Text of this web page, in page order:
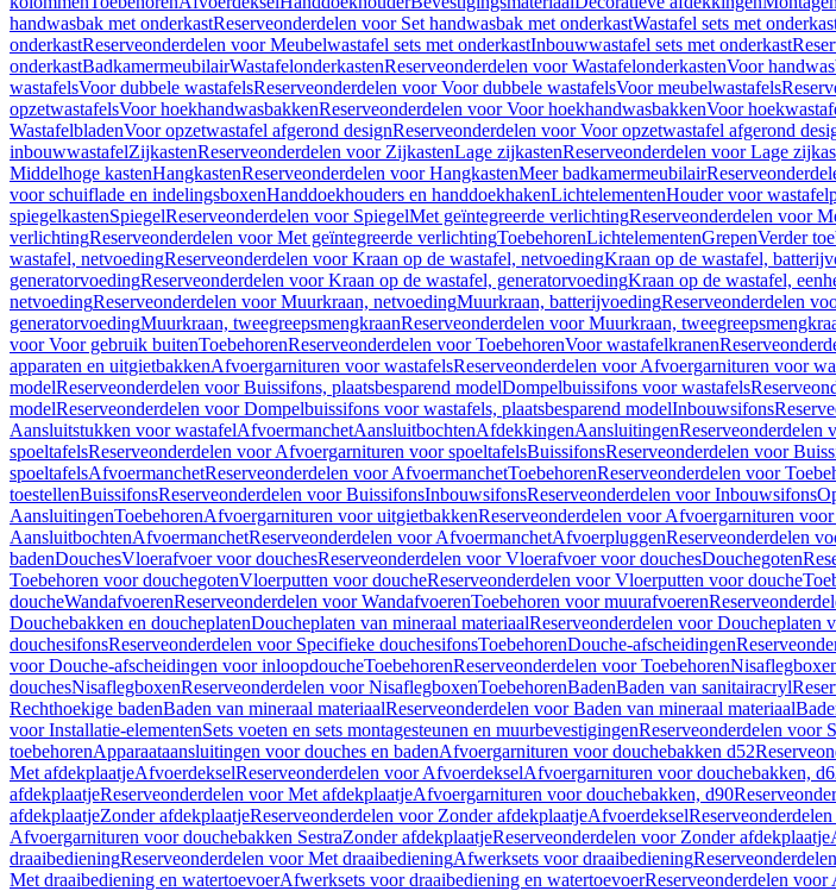
handwasbak met onderkastReserveonderdelen voor Set handwasbak met onderkastWastafel sets met
onderkastReserveonderdelen voor Meubelwastafel sets met onderkastInbouwwastafel sets met onderkast
onderkastBadkamermeubilairWastafelonderkastenReserveonderdelen voor WastafelonderkastenVoor
wastafelsVoor dubbele wastafelsReserveonderdelen voor Voor dubbele wastafelsVoor meubelwastafels
opzetwastafelsVoor hoekhandwasbakkenReserveonderdelen voor Voor hoekhandwasbakkenVoor
WastafelbladenVoor opzetwastafel afgerond designReserveonderdelen voor Voor opzetwastafel afgerond
inbouwwastafelZijkastenReserveonderdelen voor ZijkastenLage zijkastenReserveonderdelen voor Lage
Middelhoge kastenHangkastenReserveonderdelen voor HangkastenMeer badkamermeubilair
voor schuiflade en indelingsboxenHanddoekhouders en handdoekhakenLichtelementenHouder voor
spiegelkastenSpiegelReserveonderdelen voor SpiegelMet geïntegreerde verlichtingReserveonderdelen voor
verlichtingReserveonderdelen voor Met geïntegreerde verlichtingToebehorenLichtelementenGrepenVerder
wastafel, netvoedingReserveonderdelen voor Kraan op de wastafel, netvoedingKraan op de wastafel,
generatorvoedingReserveonderdelen voor Kraan op de wastafel, generatorvoedingKraan op de wastafel,
netvoedingReserveonderdelen voor Muurkraan, netvoedingMuurkraan, batterijvoedingReserveonderdelen
generatorvoedingMuurkraan, tweegreepsmengkraanReserveonderdelen voor Muurkraan,
voor Voor gebruik buitenToebehorenReserveonderdelen voor ToebehorenVoor wastafelkranen
apparaten en uitgietbakkenAfvoergarnituren voor wastafelsReserveonderdelen voor Afvoergarnituren voor
modelReserveonderdelen voor Buissifons, plaatsbesparend modelDompelbuissifons voor wastafels
modelReserveonderdelen voor Dompelbuissifons voor wastafels, plaatsbesparend modelInbouwsifons
Aansluitstukken voor wastafelAfvoermanchetAansluitbochtenAfdekkingenAansluitingenReserveonderdelen
spoeltafelsReserveonderdelen voor Afvoergarnituren voor spoeltafelsBuissifonsReserveonderdelen voor
spoeltafelsAfvoermanchetReserveonderdelen voor AfvoermanchetToebehorenReserveonderdelen voor
toestellenBuissifonsReserveonderdelen voor BuissifonsInbouwsifonsReserveonderdelen voor Inbouwsifons
AansluitingenToebehorenAfvoergarnituren voor uitgietbakkenReserveonderdelen voor Afvoergarnituren
AansluitbochtenAfvoermanchetReserveonderdelen voor AfvoermanchetAfvoerpluggenReserveonderdelen
badenDouchesVloerafvoer voor douchesReserveonderdelen voor Vloerafvoer voor douchesDouchegoten
Toebehoren voor douchegotenVloerputten voor doucheReserveonderdelen voor Vloerputten voor douche
doucheWandafvoerenReserveonderdelen voor WandafvoerenToebehoren voor muurafvoeren
Douchebakken en doucheplatenDoucheplaten van mineraal materiaalReserveonderdelen voor Doucheplaten
douchesifonsReserveonderdelen voor Specifieke douchesifonsToebehorenDouche-afscheidingen
voor Douche-afscheidingen voor inloopdoucheToebehorenReserveonderdelen voor Toebehoren
douchesNisaflegboxenReserveonderdelen voor NisaflegboxenToebehorenBadenBaden van sanitairacryl
Rechthoekige badenBaden van mineraal materiaalReserveonderdelen voor Baden van mineraal materiaal
voor Installatie-elementenSets voeten en sets montagesteunen en muurbevestigingenReserveonderdelen voor
toebehorenApparaataansluitingen voor douches en badenAfvoergarnituren voor douchebakken d52
Met afdekplaatjeAfvoerdekselReserveonderdelen voor AfvoerdekselAfvoergarnituren voor douchebakken,
afdekplaatjeReserveonderdelen voor Met afdekplaatjeAfvoergarnituren voor douchebakken, d90
afdekplaatjeZonder afdekplaatjeReserveonderdelen voor Zonder afdekplaatjeAfvoerdeksel
Afvoergarnituren voor douchebakken SestraZonder afdekplaatjeReserveonderdelen voor Zonder afdekplaatje
draaibedieningReserveonderdelen voor Met draaibedieningAfwerksets voor draaibediening
Met draaibediening en watertoevoerAfwerksets voor draaibediening en watertoevoerReserveonderdelen